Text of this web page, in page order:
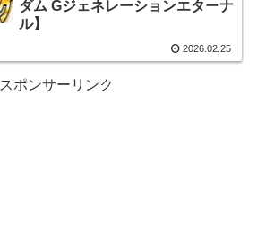
ダム Gジェネレーションエターナ
ル】
2026.02.25
スポンサーリンク